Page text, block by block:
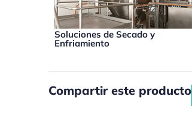
Soluciones de Secado y
Enfriamiento
Compartir este producto